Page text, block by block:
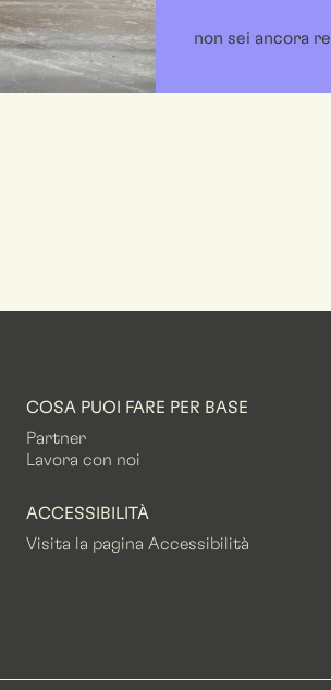
non sei ancora
COSA PUOI FARE PER BASE
Partner
Lavora con noi
ACCESSIBILITÀ
Visita la pagina Accessibilità